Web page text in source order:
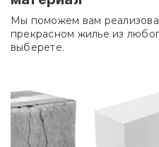
Мы поможем вам
прекрасном жилье из
выберете.